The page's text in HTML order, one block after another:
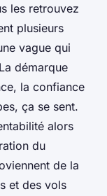
les retrouvez
plusieurs
vague qui
démarque
la confiance
ça se sent.
alors
du
de la
et des vols